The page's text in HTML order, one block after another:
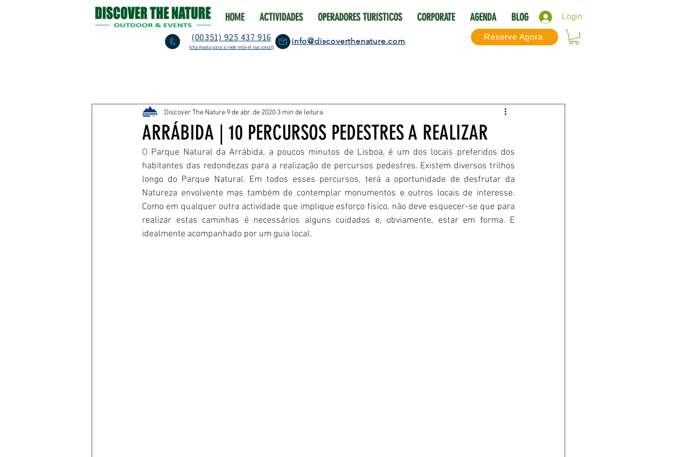
Login
HOME ACTIVIDADES OPERADORES TURISTICOS CORPORATE AGENDA BLOG
Reserve Agora
(00351) 925 437 916
(chamada para a rede móvel nacional)
info@discoverthenature.com
Escalada na Arrábida Aventura Adventure Things to do in arrábida
O que fazer em Lisboa Thigs to do in Lisbon Team Building
ARRÁBIDA | 10 PERCURSOS PEDESTRES A REALIZAR
Discover The Nature 9 de abr. de 2020 3 min de leitura
O Parque Natural da Arrábida, a poucos minutos de Lisboa, é um dos locais preferidos dos
habitantes das redondezas para a realização de percursos pedestres. Existem diversos trilhos
longo do Parque Natural. Em todos esses percursos, terá a oportunidade de desfrutar da
Natureza envolvente mas também de contemplar monumentos e outros locais de interesse.
Como em qualquer outra actividade que implique esforço físico, não deve esquecer-se que para
realizar estas caminhas é necessários alguns cuidados e, obviamente, estar em forma. E
idealmente acompanhado por um guia local.